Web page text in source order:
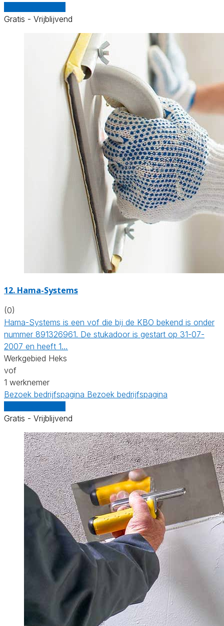
Gratis - Vrijblijvend
12. Hama-Systems
(0)
Hama-Systems is een vof die bij de KBO bekend is onder
nummer 891326961. De stukadoor is gestart op 31-07-
2007 en heeft 1…
Werkgebied Heks
vof
1 werknemer
Bezoek bedrijfspagina Bezoek bedrijfspagina
Gratis - Vrijblijvend